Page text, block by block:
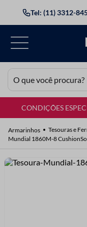
Tel: (11) 3312-
O que você procura?
CONDIÇÕES
Tesouras e
Mundial 1860M-8
TERMOS MAIS
2º
barbante
3º
botão